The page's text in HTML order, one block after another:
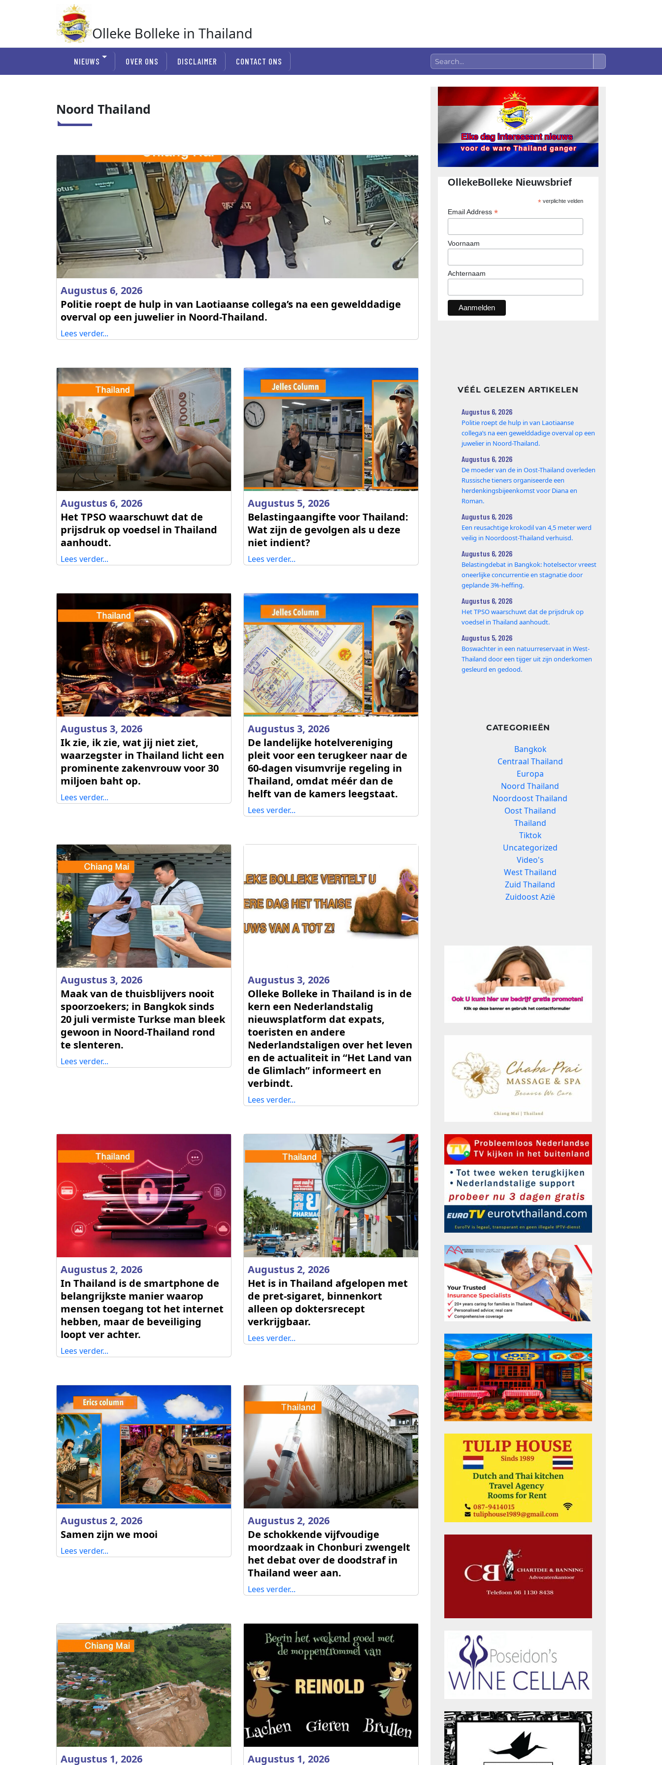
Olleke Bolleke in Thailand
NIEUWS OVER ONS DISCLAIMER CONTACT ONS
Noord Thailand
Augustus 6, 2026
Politie roept de hulp in van Laotiaanse collega’s na een gewelddadige
overval op een juwelier in Noord-Thailand.
Lees verder...
Augustus 6, 2026
Het TPSO waarschuwt dat de
prijsdruk op voedsel in Thailand
aanhoudt.
Lees verder...
Augustus 5, 2026
Belastingaangifte voor Thailand:
Wat zijn de gevolgen als u deze
niet indient?
Lees verder...
Augustus 3, 2026
Ik zie, ik zie, wat jij niet ziet,
waarzegster in Thailand licht een
prominente zakenvrouw voor 30
miljoen baht op.
Lees verder...
Augustus 3, 2026
De landelijke hotelvereniging
pleit voor een terugkeer naar de
60‑dagen visumvrije regeling in
Thailand, omdat méér dan de
helft van de kamers leegstaat.
Lees verder...
Augustus 3, 2026
Maak van de thuisblijvers nooit
spoorzoekers; in Bangkok sinds
20 juli vermiste Turkse man bleek
gewoon in Noord-Thailand rond
te slenteren.
Lees verder...
Augustus 3, 2026
Olleke Bolleke in Thailand is in de
kern een Nederlandstalig
nieuwsplatform dat expats,
toeristen en andere
Nederlandstaligen over het leven
en de actualiteit in “Het Land van
de Glimlach” informeert en
verbindt.
Lees verder...
Augustus 2, 2026
In Thailand is de smartphone de
belangrijkste manier waarop
mensen toegang tot het internet
hebben, maar de beveiliging
loopt ver achter.
Lees verder...
Augustus 2, 2026
Het is in Thailand afgelopen met
de pret-sigaret, binnenkort
alleen op doktersrecept
verkrijgbaar.
Lees verder...
Augustus 2, 2026
Samen zijn we mooi
Lees verder...
Augustus 2, 2026
De schokkende vijfvoudige
moordzaak in Chonburi zwengelt
het debat over de doodstraf in
Thailand weer aan.
Lees verder...
Augustus 1, 2026 Augustus 1, 2026
OllekeBolleke Nieuwsbrief
*verplichte velden
Email Address *
Voornaam
Achternaam
VÉÉL GELEZEN ARTIKELEN
Augustus 6, 2026
Politie roept de hulp in van Laotiaanse
collega’s na een gewelddadige overval op een
juwelier in Noord-Thailand.
Augustus 6, 2026
De moeder van de in Oost-Thailand overleden
Russische tieners organiseerde een
herdenkingsbijeenkomst voor Diana en
Roman.
Augustus 6, 2026
Een reusachtige krokodil van 4,5 meter werd
veilig in Noordoost-Thailand verhuisd.
Augustus 6, 2026
Belastingdebat in Bangkok: hotelsector vreest
oneerlijke concurrentie en stagnatie door
geplande 3%-heffing.
Augustus 6, 2026
Het TPSO waarschuwt dat de prijsdruk op
voedsel in Thailand aanhoudt.
Augustus 5, 2026
Boswachter in een natuurreservaat in West-
Thailand door een tijger uit zijn onderkomen
gesleurd en gedood.
CATEGORIEËN
Bangkok
Centraal Thailand
Europa
Noord Thailand
Noordoost Thailand
Oost Thailand
Thailand
Tiktok
Uncategorized
Video's
West Thailand
Zuid Thailand
Zuidoost Azië